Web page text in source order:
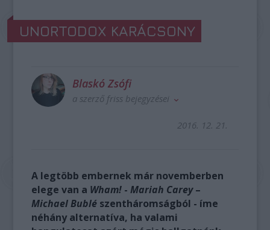
UNORTODOX KARÁCSONY
Blaskó Zsófi
a szerző friss bejegyzései
2016. 12. 21.
A legtöbb embernek már novemberben
elege van a Wham! -Mariah Carey–
Michael Bublé szentháromságból - íme
néhány alternatíva, ha valami